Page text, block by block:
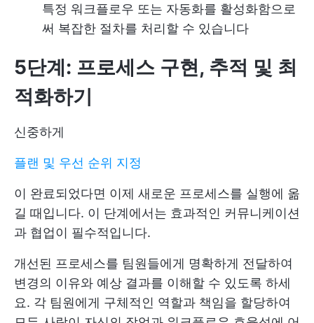
특정 워크플로우 또는 자동화를 활성화함으로
써 복잡한 절차를 처리할 수 있습니다
5단계: 프로세스 구현, 추적 및 최
적화하기
신중하게
플랜 및 우선 순위 지정
이 완료되었다면 이제 새로운 프로세스를 실행에 옮
길 때입니다. 이 단계에서는 효과적인 커뮤니케이션
과 협업이 필수적입니다.
개선된 프로세스를 팀원들에게 명확하게 전달하여
변경의 이유와 예상 결과를 이해할 수 있도록 하세
요. 각 팀원에게 구체적인 역할과 책임을 할당하여